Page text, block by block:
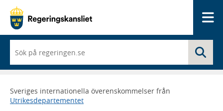
du
börjar
skriva
framträder
en
Sveriges internationella överenskommelser från
Utrikesdepartementet